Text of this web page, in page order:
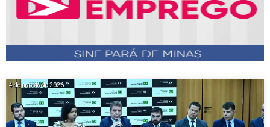
4 de agosto de 2026